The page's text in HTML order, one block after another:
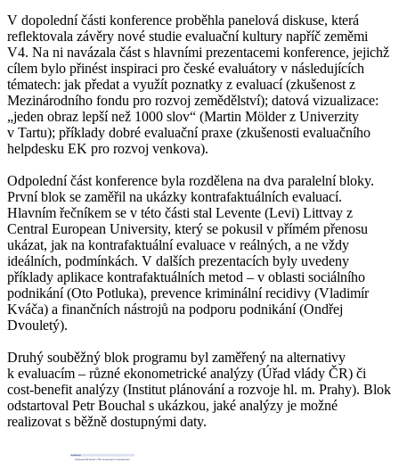
V dopolední části konference proběhla panelová diskuse, která
reflektovala závěry nové studie evaluační kultury napříč zeměmi
V4. Na ni navázala část s hlavními prezentacemi konference, jejichž
cílem bylo přinést inspiraci pro české evaluátory v následujících
tématech: jak předat a využít poznatky z evaluací (zkušenost z
Mezinárodního fondu pro rozvoj zemědělství); datová vizualizace:
„jeden obraz lepší než 1000 slov“ (Martin Mölder z Univerzity
v Tartu); příklady dobré evaluační praxe (zkušenosti evaluačního
helpdesku EK pro rozvoj venkova).
Odpolední část konference byla rozdělena na dva paralelní bloky.
První blok se zaměřil na ukázky kontrafaktuálních evaluací.
Hlavním řečníkem se v této části stal Levente (Levi) Littvay z
Central European University, který se pokusil v přímém přenosu
ukázat, jak na kontrafaktuální evaluace v reálných, a ne vždy
ideálních, podmínkách. V dalších prezentacích byly uvedeny
příklady aplikace kontrafaktuálních metod – v oblasti sociálního
podnikání (Oto Potluka), prevence kriminální recidivy (Vladimír
Kváča) a finančních nástrojů na podporu podnikání (Ondřej
Dvouletý).
Druhý souběžný blok programu byl zaměřený na alternativy
k evaluacím – různé ekonometrické analýzy (Úřad vlády ČR) či
cost-benefit analýzy (Institut plánování a rozvoje hl. m. Prahy). Blok
odstartoval Petr Bouchal s ukázkou, jaké analýzy je možné
realizovat s běžně dostupnými daty.